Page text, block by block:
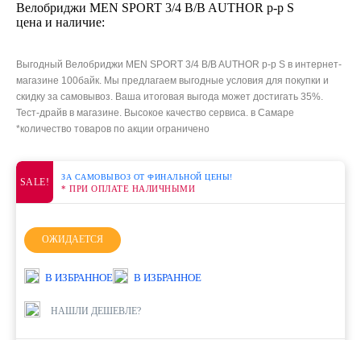
Велобриджи MEN SPORT 3/4 B/B AUTHOR р-р S
цена и наличие:
Выгодный Велобриджи MEN SPORT 3/4 B/B AUTHOR р-р S в интернет-
магазине 100байк. Мы предлагаем выгодные условия для покупки и
скидку за самовывоз. Ваша итоговая выгода может достигать 35%.
Тест-драйв в магазине. Высокое качество сервиса. в Самаре
*количество товаров по акции ограничено
SALE! ЗА САМОВЫВОЗ ОТ ФИНАЛЬНОЙ ЦЕНЫ!
* ПРИ ОПЛАТЕ НАЛИЧНЫМИ
ОЖИДАЕТСЯ
В ИЗБРАННОЕ В ИЗБРАННОЕ
НАШЛИ ДЕШЕВЛЕ?